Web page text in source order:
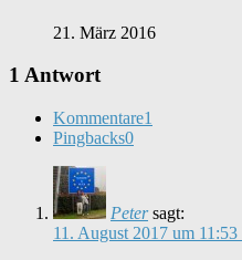
21. März 2016
1 Antwort
Kommentare1
Pingbacks0
Peter sagt:
11. August 2017 um